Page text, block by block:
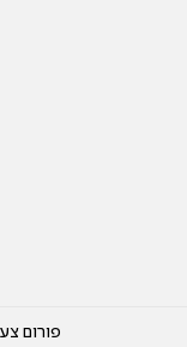
פורום